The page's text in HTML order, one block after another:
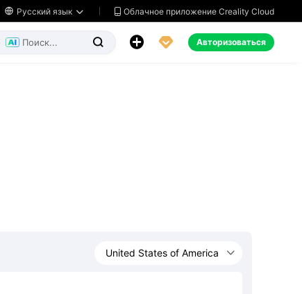
 Русский язык   Облачное приложение Creality Cloud
   Авторизоваться